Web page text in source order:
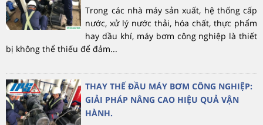
Trong các nhà máy sản xuất, hệ thống cấp
nước, xử lý nước thải, hóa chất, thực phẩm
hay dầu khí, máy bơm công nghiệp là thiết
bị không thể thiếu để đảm...
THAY THẾ ĐẦU MÁY BƠM CÔNG NGHIỆP:
GIẢI PHÁP NÂNG CAO HIỆU QUẢ VẬN
HÀNH.